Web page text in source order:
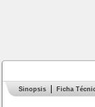
Sinopsis Ficha